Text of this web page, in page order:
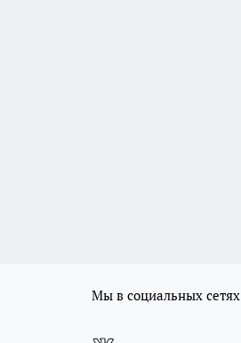
Мы в социальных сетях